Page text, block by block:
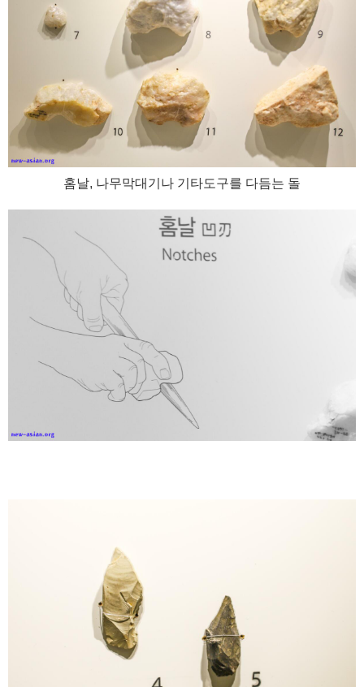
홈날, 나무막대기나 기타도구를 다듬는 돌